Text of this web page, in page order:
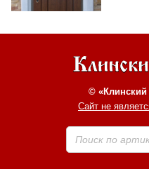
© «Клинский
Сайт не
Поиск по